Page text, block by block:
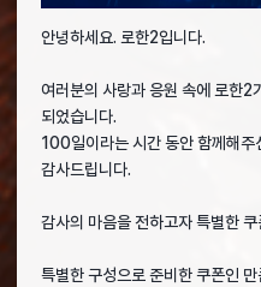
안녕하세요. 로한2입니다.
여러분의 사랑과 응원 속에 로한2
되었습니다.
100일이라는 시간 동안 함께해주
감사드립니다.
감사의 마음을 전하고자 특별한
특별한 구성으로 준비한 쿠폰인